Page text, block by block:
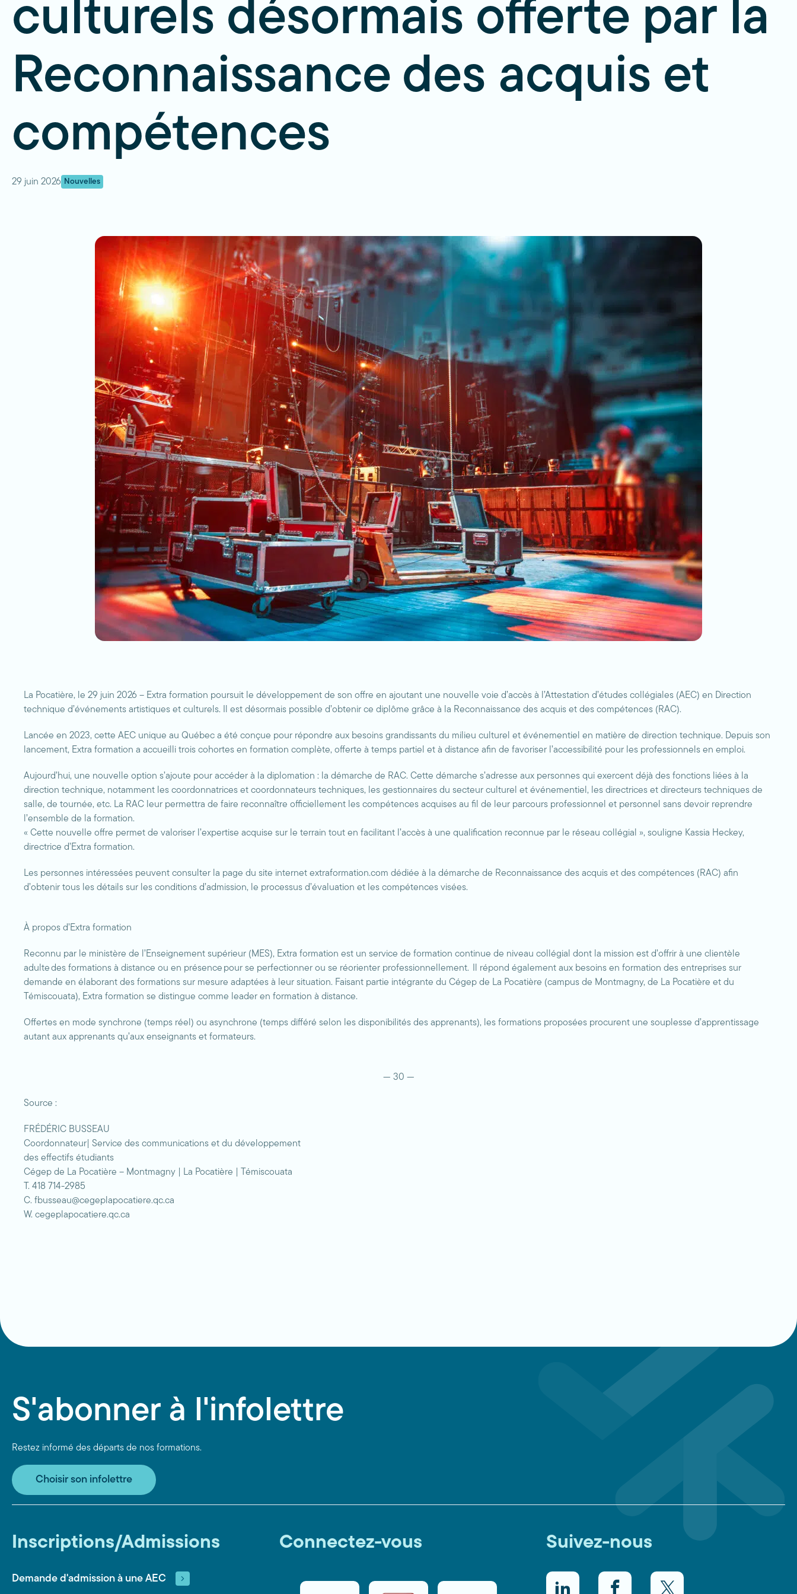
culturels désormais offerte par la
Reconnaissance des acquis et
compétences
29 juin 2026 Nouvelles
La Pocatière, le 29 juin 2026 – Extra formation poursuit le développement de son offre en ajoutant une nouvelle voie d’accès à l’Attestation d’études collégiales (AEC) en Direction
technique d’événements artistiques et culturels. Il est désormais possible d’obtenir ce diplôme grâce à la Reconnaissance des acquis et des compétences (RAC).
Lancée en 2023, cette AEC unique au Québec a été conçue pour répondre aux besoins grandissants du milieu culturel et événementiel en matière de direction technique. Depuis son
lancement, Extra formation a accueilli trois cohortes en formation complète, offerte à temps partiel et à distance afin de favoriser l’accessibilité pour les professionnels en emploi.
Aujourd’hui, une nouvelle option s’ajoute pour accéder à la diplomation : la démarche de RAC. Cette démarche s’adresse aux personnes qui exercent déjà des fonctions liées à la
direction technique, notamment les coordonnatrices et coordonnateurs techniques, les gestionnaires du secteur culturel et événementiel, les directrices et directeurs techniques de
salle, de tournée, etc. La RAC leur permettra de faire reconnaître officiellement les compétences acquises au fil de leur parcours professionnel et personnel sans devoir reprendre
l’ensemble de la formation.
« Cette nouvelle offre permet de valoriser l’expertise acquise sur le terrain tout en facilitant l’accès à une qualification reconnue par le réseau collégial », souligne Kassia Heckey,
directrice d’Extra formation.
Les personnes intéressées peuvent consulter la page du site internet extraformation.com dédiée à la démarche de Reconnaissance des acquis et des compétences (RAC) afin
d’obtenir tous les détails sur les conditions d’admission, le processus d’évaluation et les compétences visées.
À propos d’Extra formation
Reconnu par le ministère de l’Enseignement supérieur (MES), Extra formation est un service de formation continue de niveau collégial dont la mission est d’offrir à une clientèle
adulte des formations à distance ou en présence pour se perfectionner ou se réorienter professionnellement. Il répond également aux besoins en formation des entreprises sur
demande en élaborant des formations sur mesure adaptées à leur situation. Faisant partie intégrante du Cégep de La Pocatière (campus de Montmagny, de La Pocatière et du
Témiscouata), Extra formation se distingue comme leader en formation à distance.
Offertes en mode synchrone (temps réel) ou asynchrone (temps différé selon les disponibilités des apprenants), les formations proposées procurent une souplesse d’apprentissage
autant aux apprenants qu’aux enseignants et formateurs.
— 30 —
Source :
FRÉDÉRIC BUSSEAU
Coordonnateur| Service des communications et du développement
des effectifs étudiants
Cégep de La Pocatière – Montmagny | La Pocatière | Témiscouata
T. 418 714-2985
C. fbusseau@cegeplapocatiere.qc.ca
W. cegeplapocatiere.qc.ca
S'abonner à l'infolettre
Restez informé des départs de nos formations.
Choisir son infolettre
Inscriptions/Admissions
Demande d'admission à une AEC
Connectez-vous Suivez-nous
LinkedIn Twitter